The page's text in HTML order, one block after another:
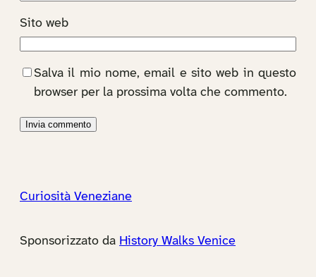
Sito web
Salva il mio nome, email e sito web in questo
browser per la prossima volta che commento.
Curiosità Veneziane
Sponsorizzato da History Walks Venice